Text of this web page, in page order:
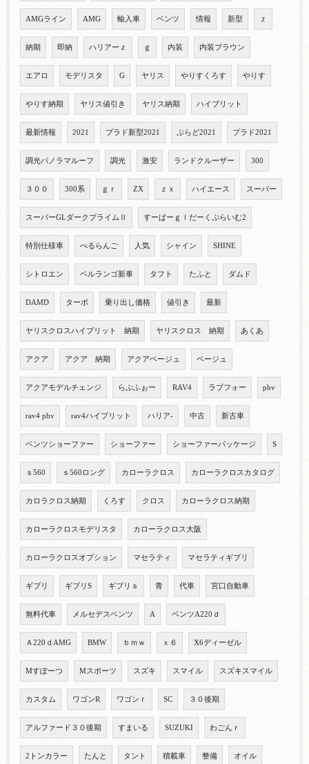
AMGライン AMG 輸入車 ベンツ 情報 新型 ｚ
納期 即納 ハリアーｚ ｇ 内装 内装ブラウン
エアロ モデリスタ G ヤリス やりすくろす やりす
やりす納期 ヤリス値引き ヤリス納期 ハイブリット
最新情報 2021 プラド新型2021 ぷらど2021 プラド2021
調光パノラマルーフ 調光 激安 ランドクルーザー 300
３００ 300系 ｇｒ ZX ｚｘ ハイエース スーパー
スーパーGLダークプライムⅡ すーぱーｇｌだーくぷらいむ2
特別仕様車 べるらんご 人気 シャイン SHINE
シトロエン ベルランゴ新車 タフト たふと ダムド
DAMD ターボ 乗り出し価格 値引き 最新
ヤリスクロスハイブリット 納期 ヤリスクロス 納期 あくあ
アクア アクア 納期 アクアベージュ ベージュ
アクアモデルチェンジ らぶふぉー RAV4 ラブフォー phv
rav4 phv rav4ハイブリット ハリア- 中古 新古車
ベンツショーファー ショーファー ショーファーパッケージ S
ｓ560 ｓ560ロング カローラクロス カローラクロスカタログ
カロラクロス納期 くろす クロス カローラクロス納期
カローラクロスモデリスタ カローラクロス大阪
カローラクロスオプション マセラティ マセラティギブリ
ギブリ ギブリS ギブリｓ 青 代車 宮口自動車
無料代車 メルセデスベンツ A ベンツA220ｄ
Ａ220ｄAMG BMW ｂｍｗ ｘ６ X6ディーゼル
Mすぽーつ Mスポーツ スズキ スマイル スズキスマイル
カスタム ワゴンR ワゴンｒ SC ３０後期
アルファード３０後期 すまいる SUZUKI わごんｒ
2トンカラー たんと タント 積載車 整備 オイル